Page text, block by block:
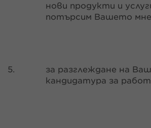
нови продукти и
потърсим Вашето
5.
за разглеждане на
кандидатура за